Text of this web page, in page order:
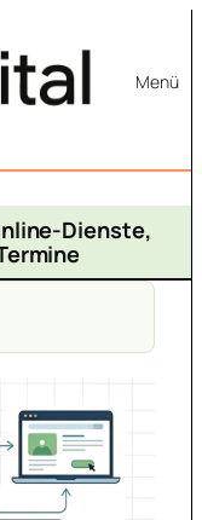
Menü
Dienste,